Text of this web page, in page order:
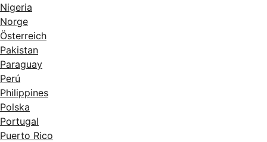
Nigeria
Norge
Österreich
Pakistan
Paraguay
Perú
Philippines
Polska
Portugal
Puerto Rico